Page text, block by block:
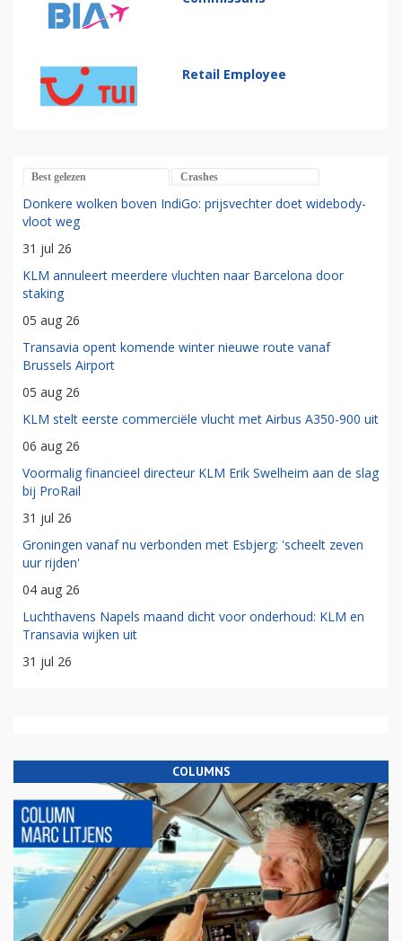
Retail Employee
Best gelezen Crashes
Donkere wolken boven IndiGo: prijsvechter doet widebody-
vloot weg
31 jul 26
KLM annuleert meerdere vluchten naar Barcelona door
staking
05 aug 26
Transavia opent komende winter nieuwe route vanaf
Brussels Airport
05 aug 26
KLM stelt eerste commerciële vlucht met Airbus A350-900 uit
06 aug 26
Voormalig financieel directeur KLM Erik Swelheim aan de slag
bij ProRail
31 jul 26
Groningen vanaf nu verbonden met Esbjerg: 'scheelt zeven
uur rijden'
04 aug 26
Luchthavens Napels maand dicht voor onderhoud: KLM en
Transavia wijken uit
31 jul 26
COLUMNS